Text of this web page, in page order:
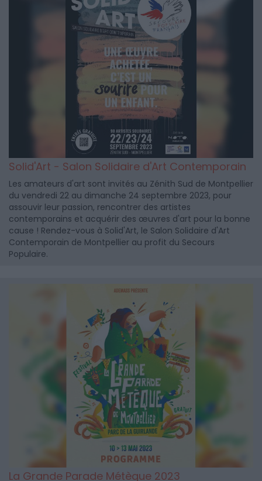
Solid'Art - Salon Solidaire d'Art Contemporain
Les amateurs d'art sont invités au Zénith Sud de Montpellier
du vendredi 22 au dimanche 24 septembre 2023, pour
assouvir leur passion, rencontrer des artistes
contemporains et acquérir des œuvres d'art pour la bonne
cause ! Rendez-vous à Solid'Art, le Salon Solidaire d'Art
Contemporain de Montpellier au profit du Secours
Populaire.
La Grande Parade Métèque 2023